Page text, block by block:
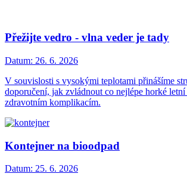
Přežijte vedro - vlna veder je tady
Datum: 26. 6. 2026
V souvislosti s vysokými teplotami přinášíme
doporučení, jak zvládnout co nejlépe horké
zdravotním komplikacím.
Kontejner na bioodpad
Datum: 25. 6. 2026